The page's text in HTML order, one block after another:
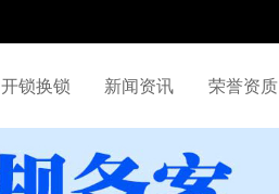
开锁换锁 新闻资讯 荣誉资质